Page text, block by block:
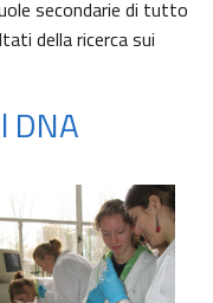
secondarie di tutto
della ricerca sui
DNA